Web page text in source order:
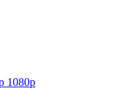
1080p